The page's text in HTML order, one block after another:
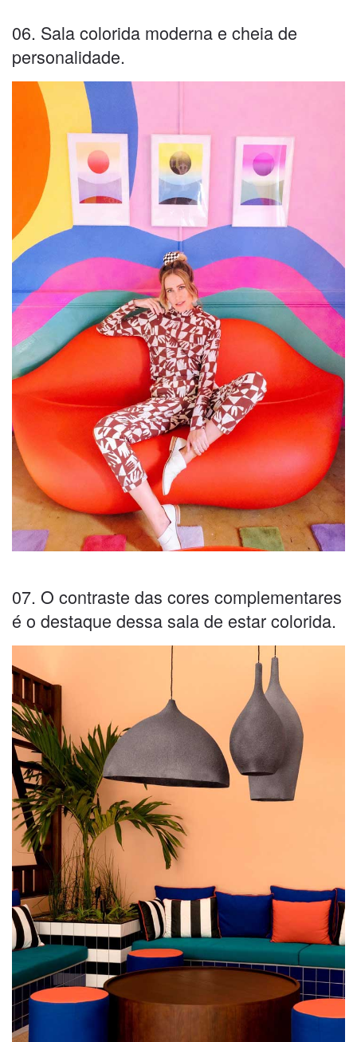
06. Sala colorida moderna e cheia de
personalidade.
07. O contraste das cores complementares
é o destaque dessa sala de estar colorida.